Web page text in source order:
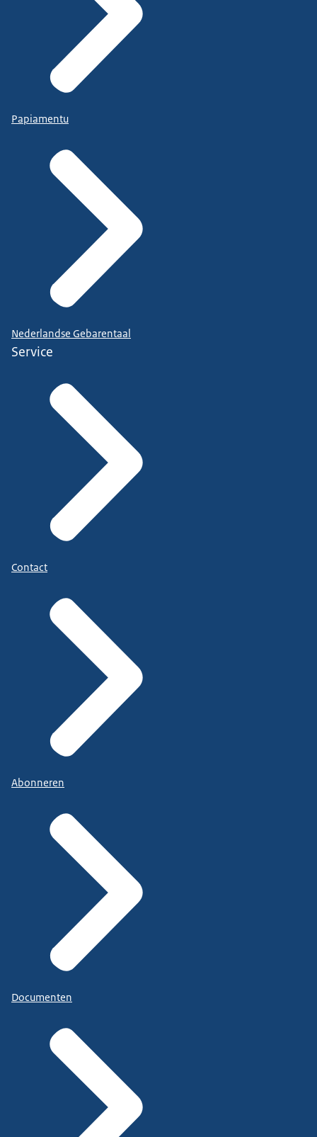
Papiamentu
Nederlandse Gebarentaal
Service
Contact
Abonneren
Documenten